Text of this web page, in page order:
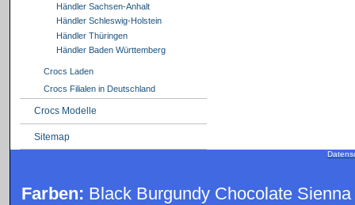
Händler Sachsen-Anhalt
Händler Schleswig-Holstein
Händler Thüringen
Händler Baden Württemberg
Crocs Laden
Crocs Filialen in Deutschland
Crocs Modelle
Sitemap
Farben: Black Burgundy Chocolate